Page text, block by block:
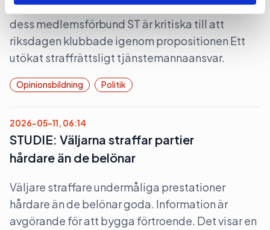
Den fackliga centralorganisationen TCO och
dess medlemsförbund ST är kritiska till att
riksdagen klubbade igenom propositionen Ett
utökat straffrättsligt tjänstemannaansvar.
Opinionsbildning Politik
2026-05-11, 06:14
STUDIE: Väljarna straffar partier
hårdare än de belönar
Väljare straffare undermåliga prestationer
hårdare än de belönar goda. Information är
avgörande för att bygga förtroende. Det visar en